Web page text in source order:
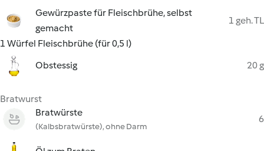
Gewürzpaste für Fleischbrühe, selbst
gemacht
1 geh. TL
1 Würfel Fleischbrühe (für 0,5 l)
Obstessig
20 g
Bratwurst
Bratwürste
(Kalbsbratwürste), ohne Darm
6